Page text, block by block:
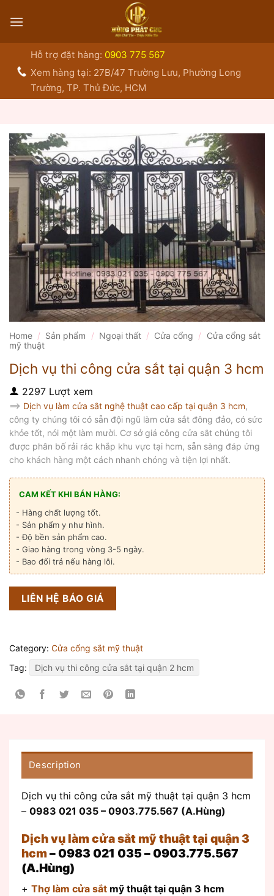
qua
Hỗ trợ đặt hàng: 0903 775 567
Xem hàng tại: 27B/47 Trường Lưu, Phường Long
Trường, TP. Thủ Đức, HCM
Home / Sản phẩm / Ngoại thất / Cửa cổng /
Cửa cổng sắt
mỹ thuật
Dịch vụ thi công cửa sắt tại quận 3 hcm
2297 Lượt xem
==> Dịch vụ làm cửa sắt nghệ thuật cao cấp tại quận 3 hcm,
công ty chúng tôi có sẵn đội ngũ làm cửa sắt đông đảo, có sức
khỏe tốt, nói một làm mười. Cơ sở giá công cửa sắt chúng tôi
được phân bố rải rác khắp khu vực tại hcm, sẵn sàng đáp ứng
cho khách hàng một cách nhanh chóng và tiện lợi nhất.
CAM KẾT KHI BÁN HÀNG:
- Hàng chất lượng tốt.
- Sản phẩm y như hình.
- Độ bền sản phẩm cao.
- Giao hàng trong vòng 3-5 ngày.
- Bao đổi trả nếu hàng lỗi.
LIÊN HỆ BÁO GIÁ
Category: Cửa cổng sắt mỹ thuật
Tag:
Dịch vụ thi công cửa sắt tại quận 2 hcm
Description
Dịch vụ thi công cửa sắt mỹ thuật tại quận 3 hcm
– 0983 021 035 – 0903.775.567 (A.Hùng)
Dịch vụ làm cửa sắt mỹ thuật tại quận 3
hcm– 0983 021 035 – 0903.775.567
(A.Hùng)
+ Thợ làm cửa sắt mỹ thuật tại quận 3 hcm